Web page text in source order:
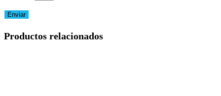
Productos relacionados